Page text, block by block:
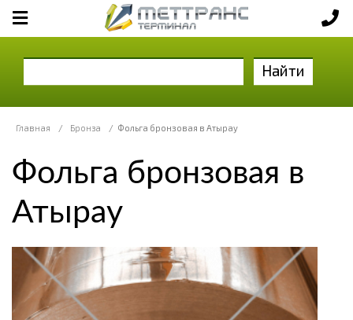
Найти
Главная / Бронза / Фольга бронзовая в Атырау
Фольга бронзовая в
Атырау